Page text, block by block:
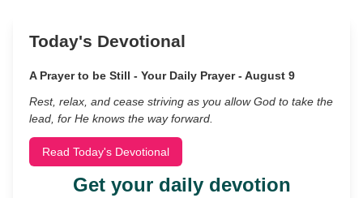
Today's Devotional
A Prayer to be Still - Your Daily Prayer - August 9
Rest, relax, and cease striving as you allow God to take the
lead, for He knows the way forward.
Read Today's Devotional